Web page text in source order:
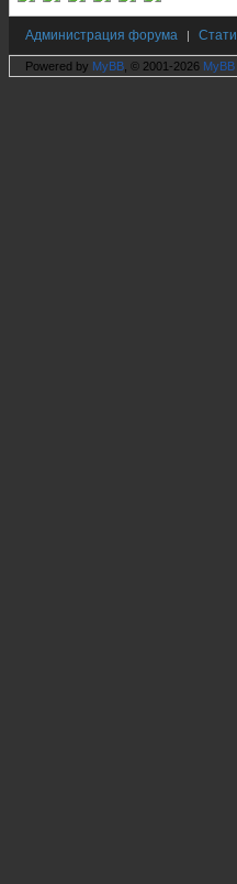
Администрация форума |
Powered by MyBB , © 2001-2026